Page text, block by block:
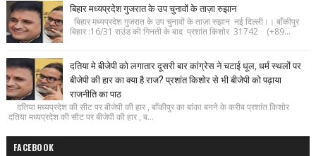
बिहार मध्यप्रदेश गुजरात के उप चुनावों के ताज़ा रुझान
बिहार मध्यप्रदेश गुजरात के उप चुनावों के ताज़ा रुझान नई दिल्ली।। बाँकीपुर
बिहार :16/31 राउंड की गिनती के बाद प्रशांत किशोर 31742 (+89...
दतिया मे बीजेपी को लगातार दूसरी बार कांग्रेस ने चटाई धूल, धर्म स्थलों पर
बीजेपी की हार का क्या है राज? प्रशांत किशोर से भी बीजेपी को पढ़ाया
राजनीति का पाठ
दतिया मध्यप्रदेश की सीट पर बीजेपी की हार , बाँकीपुर का बांका बनने के करीब प्रशांत किशोर
दतिया मध्यप्रदेश की सीट पर बीजेपी की हार , ब...
FACEBOOK